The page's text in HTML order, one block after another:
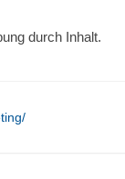
durch Inhalt.